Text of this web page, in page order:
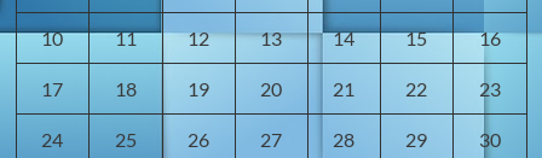
10 11 12 13 14 15 16
17 18 19 20 21 22 23
24 25 26 27 28 29 30